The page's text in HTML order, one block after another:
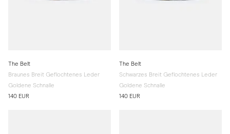
The Belt
Braunes Breit Geflochtenes Leder
Goldene Schnalle
140 EUR
The Belt
Schwarzes Breit Geflochtenes Leder
Goldene Schnalle
140 EUR